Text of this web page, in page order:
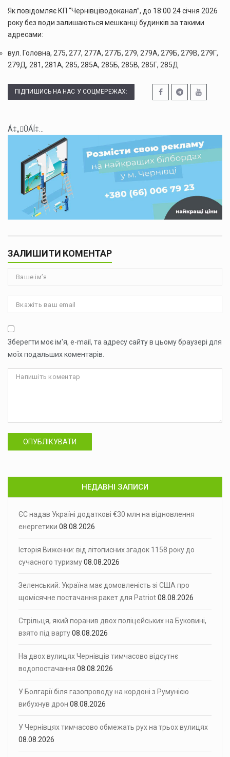
Як повідомляє КП “Чернівціводоканал”, до 18:00 24 січня 2026
року без води залишаються мешканці будинків за такими
адресами:
вул. Головна, 275, 277, 277А, 277Б, 279, 279А, 279Б, 279В, 279Г,
279Д, 281, 281А, 285, 285А, 285Б, 285В, 285Г, 285Д
ПІДПИШИСЬ НА НАС У СОЦМЕРЕЖАХ:
Á‡„ÛÁÍ‡...
ЗАЛИШИТИ КОМЕНТАР
Зберегти моє ім'я, e-mail, та адресу сайту в цьому браузері для
моїх подальших коментарів.
ОПУБЛІКУВАТИ
НЕДАВНІ ЗАПИСИ
ЄС надав Україні додаткові €30 млн на відновлення
енергетики 08.08.2026
Історія Виженки: від літописних згадок 1158 року до
сучасного туризму08.08.2026
Зеленський: Україна має домовленість зі США про
щомісячне постачання ракет для Patriot08.08.2026
Стрільця, який поранив двох поліцейських на Буковині,
взято під варту08.08.2026
На двох вулицях Чернівців тимчасово відсутнє
водопостачання 08.08.2026
У Болгарії біля газопроводу на кордоні з Румунією
вибухнув дрон 08.08.2026
У Чернівцях тимчасово обмежать рух на трьох вулицях
08.08.2026